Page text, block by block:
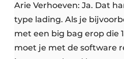
Arie Verhoeven: Ja. Dat
type lading. Als je
met een big bag erop die
moet je met de software